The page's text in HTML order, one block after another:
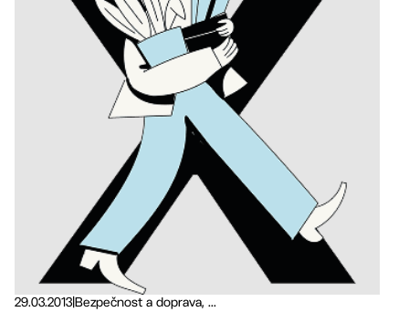
29.03.2013Bezpečnost a doprava, ...